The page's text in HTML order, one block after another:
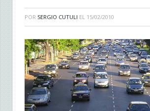
POR SERGIO CUTULI EL 15/02/2010